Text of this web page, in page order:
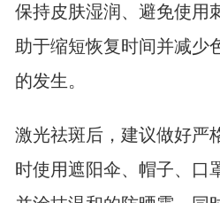
保持皮肤湿润、避免使用
助于缩短恢复时间并减少
的发生。
激光祛斑后，建议做好严
时使用遮阳伞、帽子、口